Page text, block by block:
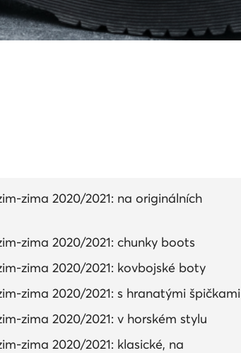
zima 2020/2021: na originálních
zima 2020/2021: chunky boots
zima 2020/2021: kovbojské boty
zima 2020/2021: s hranatými špičkami
zima 2020/2021: v horském stylu
zima 2020/2021: klasické, na